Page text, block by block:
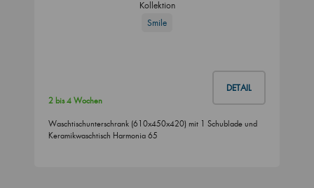
Kollektion
Smile
DETAIL
2 bis 4 Wochen
Waschtischunterschrank (610x450x420) mit 1 Schublade und
Keramikwaschtisch Harmonia 65